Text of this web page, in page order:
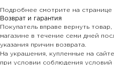
Подробнее смотрите на странице
Возврат и гарантия
Покупатель вправе вернуть
магазине в течение семи дней
указания причин возврата.
На украшения, купленные на
при условии соблюдения условий